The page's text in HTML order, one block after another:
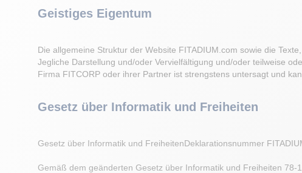
Geistiges Eigentum
Die allgemeine Struktur der Website FITADIUM.com sowie die
Jegliche Darstellung und/oder Vervielfältigung und/oder teilweise
Firma FITCORP oder ihrer Partner ist strengstens untersagt und
Gesetz über Informatik und Freiheiten
Gesetz über Informatik und FreiheitenDeklarationsnummer
Gemäß dem geänderten Gesetz über Informatik und Freiheiten